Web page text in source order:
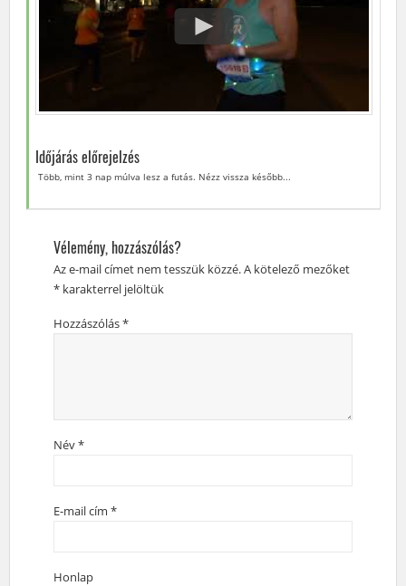
Időjárás előrejelzés
Több, mint 3 nap múlva lesz a futás. Nézz vissza később...
Vélemény, hozzászólás?
Az e-mail címet nem tesszük közzé.A kötelező mezőket
*karakterrel jelöltük
Hozzászólás*
Név*
E-mail cím *
Honlap